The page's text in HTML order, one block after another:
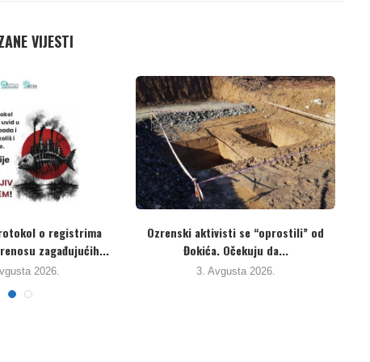
VIJESTI
“Za Plan”: Inspektorat RS je
potvrdio da...
31. Jula 2026.
Eko aktivisti izražavaju sumnju u
iskrenost vlasti. Uzorke...
31. Jula 2026.